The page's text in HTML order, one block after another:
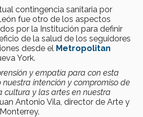
contingencia sanitaria por
fue otro de los aspectos
por la Institución para definir
de la salud de los seguidores
desde el Metropolitan
York.
y empatía para con esta
intención y compromiso de
cultura y las artes en nuestra
Antonio Vila, director de Arte y